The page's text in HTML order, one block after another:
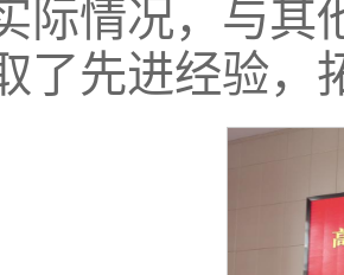
际情况，与其
了先进经验，